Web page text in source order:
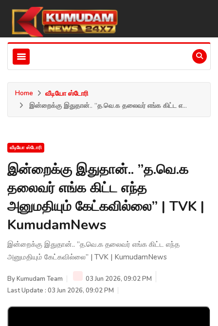
Home
வீடியோ ஸ்டோரி
இன்றைக்கு இதுதான்.. ”த.வெ.க தலைவர் எங்க கிட்ட எ...
வீடியோ ஸ்டோரி
இன்றைக்கு இதுதான்.. ”த.வெ.க
தலைவர் எங்க கிட்ட எந்த
அனுமதியும் கேட்கவில்லை” | TVK |
KumudamNews
இன்றைக்கு இதுதான்.. ”த.வெ.க தலைவர் எங்க கிட்ட எந்த
அனுமதியும் கேட்கவில்லை” | TVK | KumudamNews
ByKumudam Team
03 Jun 2026, 09:02 PM
Last Update : 03 Jun 2026, 09:02 PM